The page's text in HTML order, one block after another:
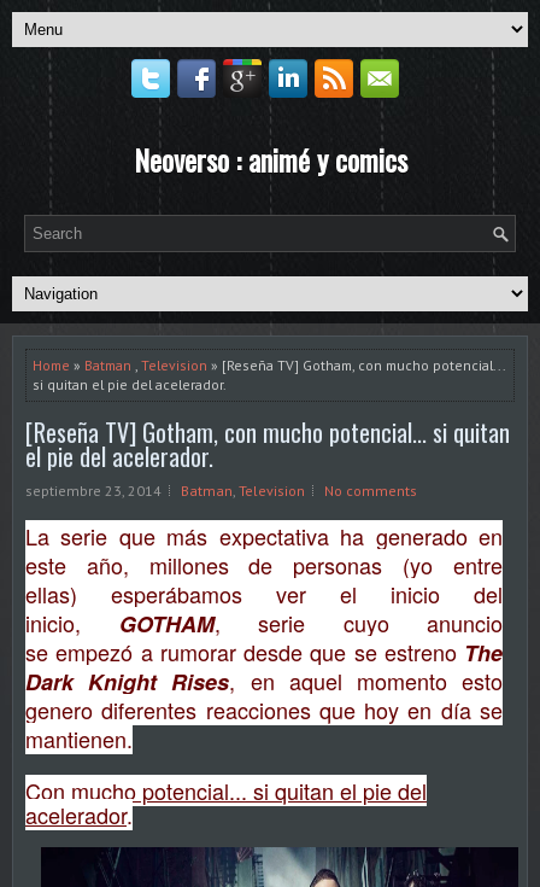
Neoverso : animé y comics
Home » Batman , Television » [Reseña TV] Gotham, con mucho potencial...
si quitan el pie del acelerador.
[Reseña TV] Gotham, con mucho potencial... si quitan
el pie del acelerador.
septiembre 23, 2014 Batman, Television No comments
La serie que más expectativa ha generado en
este año, millones de personas (yo entre
ellas) esperábamos ver el inicio del
inicio, GOTHAM, serie cuyo anuncio
se empezó a rumorar desde que se estreno The
Dark Knight Rises, en aquel momento esto
genero diferentes reacciones que hoy en día se
mantienen.
Con mucho potencial... si quitan el pie del
acelerador.